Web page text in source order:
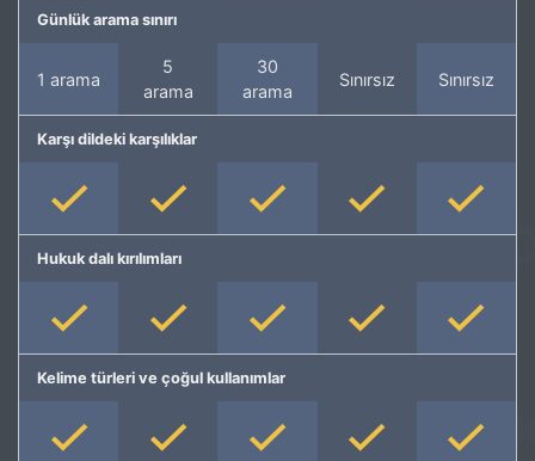
Günlük arama sınırı
1 arama
5
arama
30
arama
Sınırsız Sınırsız
Karşı dildeki karşılıklar
Hukuk dalı kırılımları
Kelime türleri ve çoğul kullanımlar